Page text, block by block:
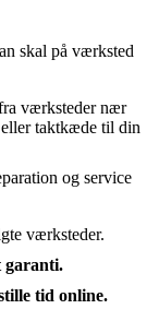
skal på værksted
værksteder nær
taktkæde til din
og service
værksteder.
garanti.
tid online.